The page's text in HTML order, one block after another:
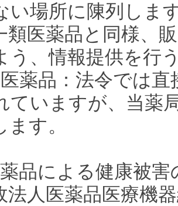
い場所に陳列しま
類医薬品と同様、
う、情報提供を行
薬品：法令では
ていますが、当薬
す。
薬品による健康被
法人医薬品医療機